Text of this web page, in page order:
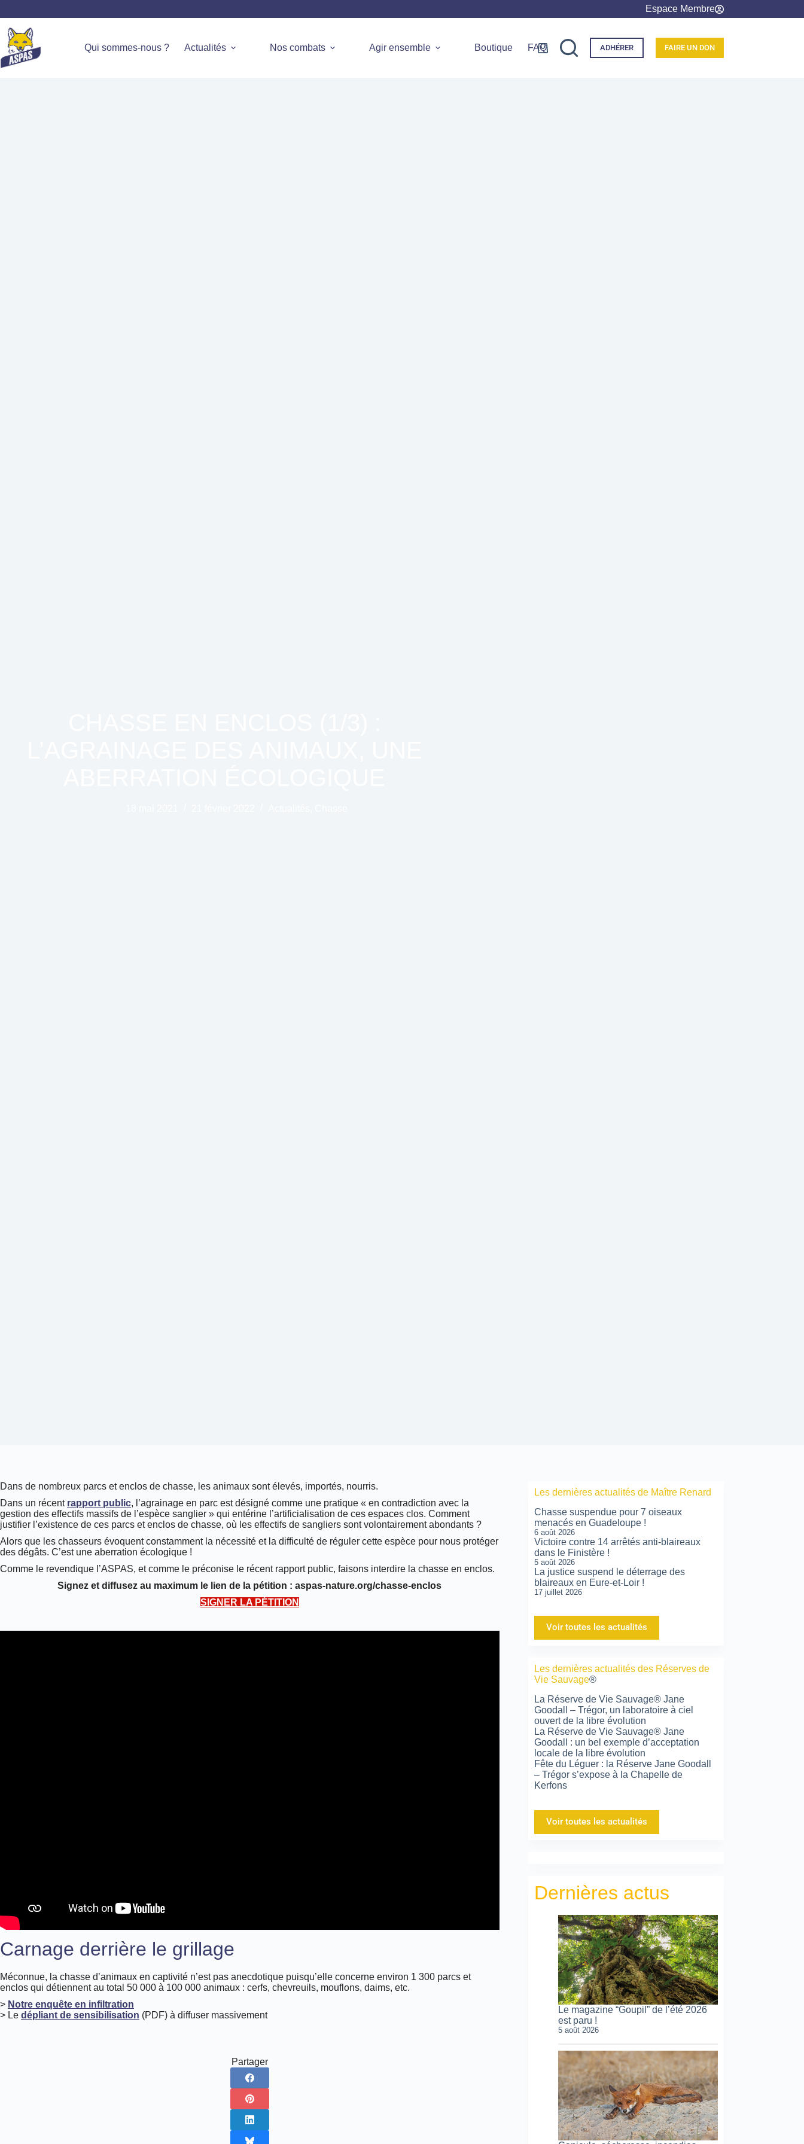
Espace Membre
Qui sommes-nous ? Actualités Nos combats Agir ensemble Boutique FAQ ADHÉRER FAIRE UN DON
Dans de nombreux parcs et enclos de chasse, les animaux sont élevés, importés, nourris.
Dans un récent rapport public, l’agrainage en parc est désigné comme une pratique « en contradiction avec la
gestion des effectifs massifs de l’espèce sanglier » qui entérine l’artificialisation de ces espaces clos. Comment
justifier l’existence de ces parcs et enclos de chasse, où les effectifs de sangliers sont volontairement abondants ?
Alors que les chasseurs évoquent constamment la nécessité et la difficulté de réguler cette espèce pour nous protéger
des dégâts. C’est une aberration écologique !
Comme le revendique l’ASPAS, et comme le préconise le récent rapport public, faisons interdire la chasse en enclos.
Signez et diffusez au maximum le lien de la pétition : aspas-nature.org/chasse-enclos
SIGNER LA PÉTITION
Carnage derrière le grillage
Méconnue, la chasse d’animaux en captivité n’est pas anecdotique puisqu’elle concerne environ 1 300 parcs et
enclos qui détiennent au total 50 000 à 100 000 animaux : cerfs, chevreuils, mouflons, daims, etc.
> Notre enquête en infiltration
> Le dépliant de sensibilisation (PDF) à diffuser massivement
Partager
Les dernières actualités de Maître Renard
Chasse suspendue pour 7 oiseaux
menacés en Guadeloupe !
6 août 2026
Victoire contre 14 arrêtés anti-blaireaux
dans le Finistère !
5 août 2026
La justice suspend le déterrage des
blaireaux en Eure-et-Loir !
17 juillet 2026
Voir toutes les actualités
Les dernières actualités des Réserves de
Vie Sauvage®
La Réserve de Vie Sauvage® Jane
Goodall – Trégor, un laboratoire à ciel
ouvert de la libre évolution
La Réserve de Vie Sauvage® Jane
Goodall : un bel exemple d’acceptation
locale de la libre évolution
Fête du Léguer : la Réserve Jane Goodall
– Trégor s’expose à la Chapelle de
Kerfons
Voir toutes les actualités
Dernières actus
Le magazine “Goupil” de l’été 2026
est paru !
5 août 2026